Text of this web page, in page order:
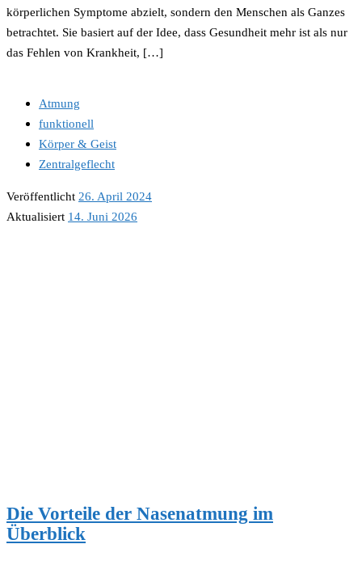
körperlichen Symptome abzielt, sondern den Menschen als Ganzes
betrachtet. Sie basiert auf der Idee, dass Gesundheit mehr ist als nur
das Fehlen von Krankheit, […]
Atmung
funktionell
Körper & Geist
Zentralgeflecht
Veröffentlicht 26. April 2024
Aktualisiert 14. Juni 2026
Die Vorteile der Nasenatmung im
Überblick